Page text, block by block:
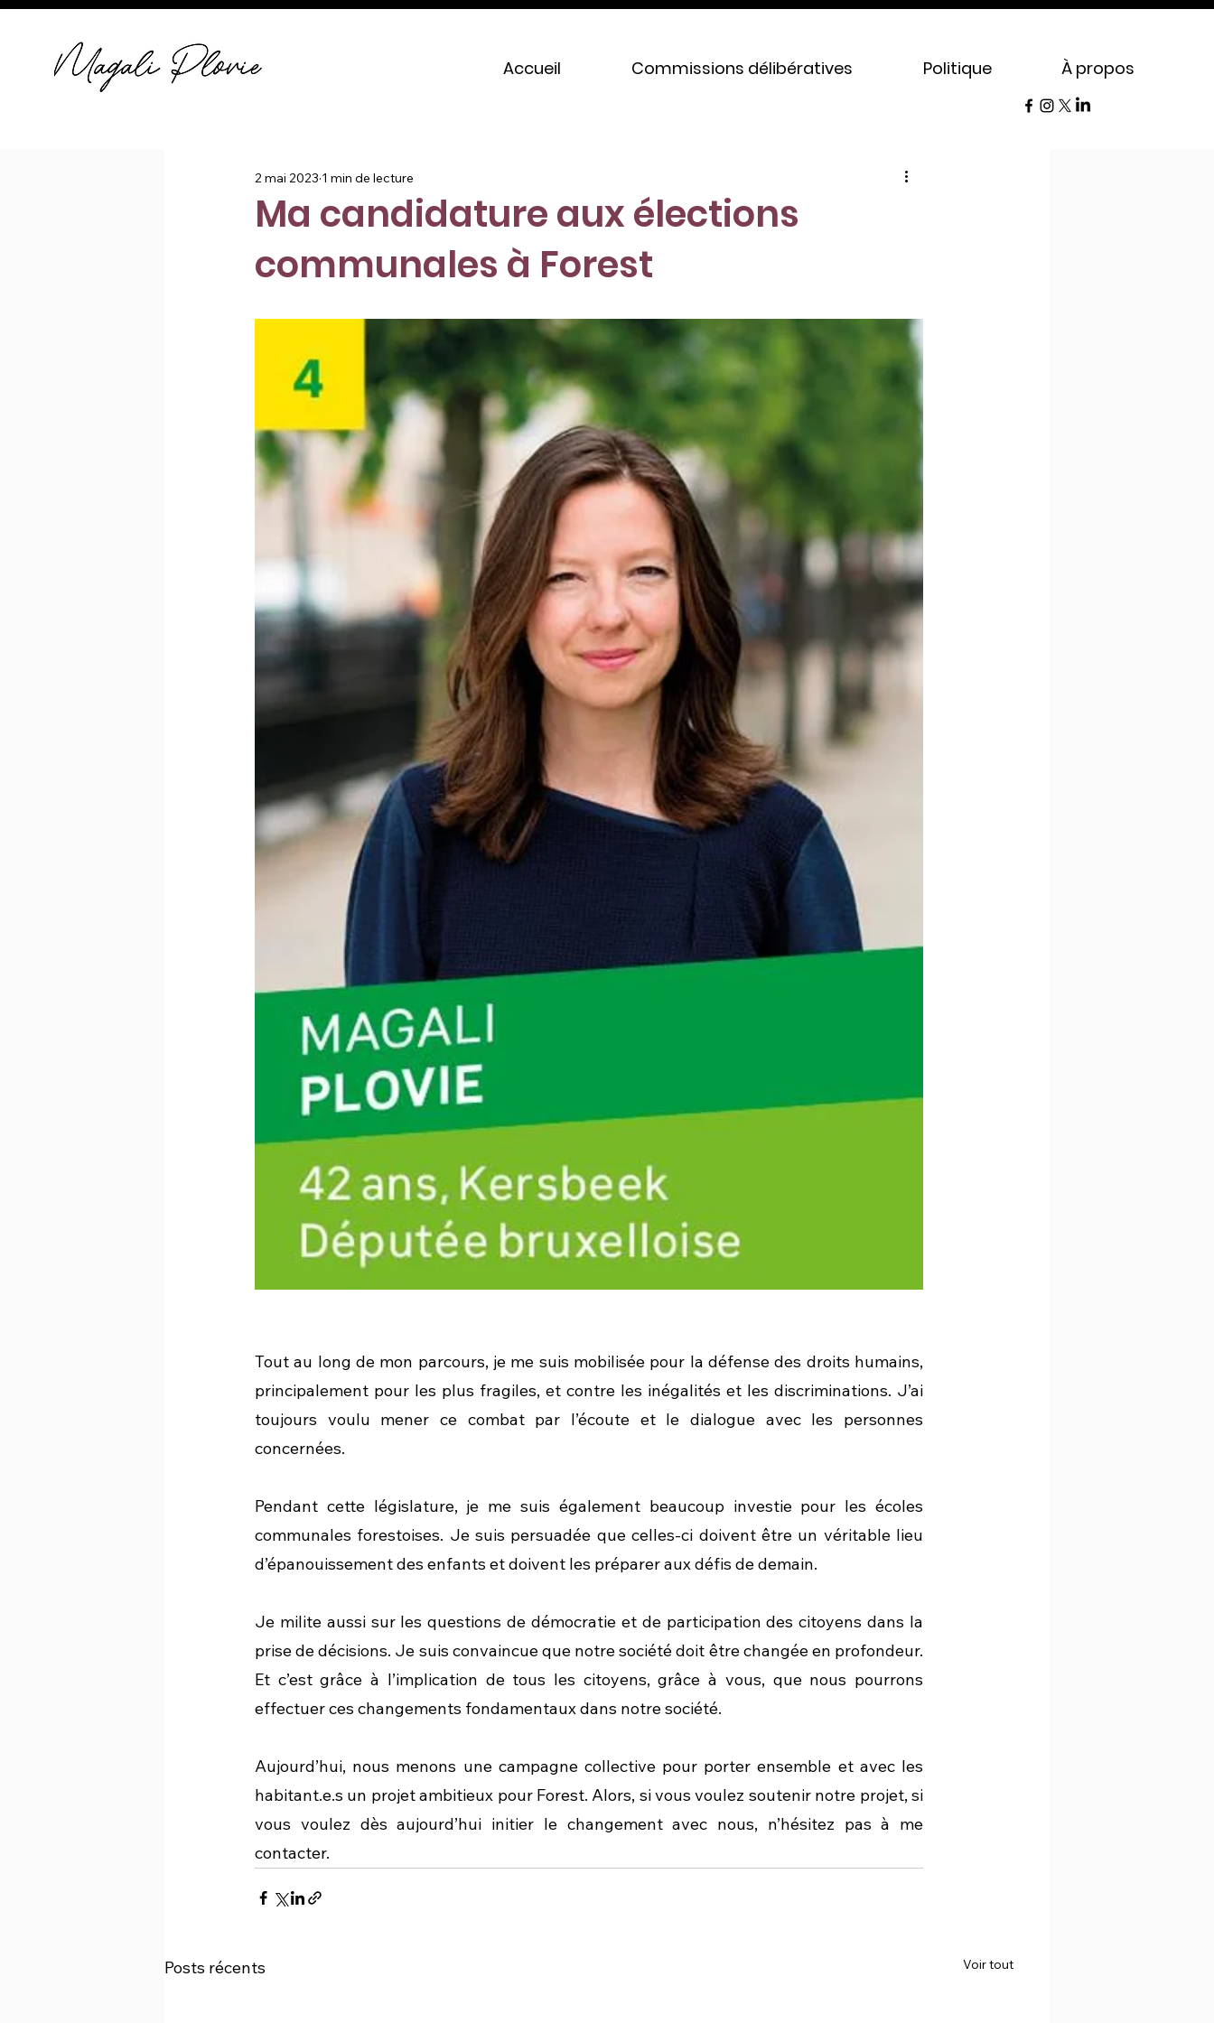
Accueil Commissions délibératives Politique À propos
Ma candidature aux élections
communales à Forest
2 mai 2023 1 min de lecture
Tout au long de mon parcours, je me suis mobilisée pour la défense des droits humains,
principalement pour les plus fragiles, et contre les inégalités et les discriminations. J’ai
toujours voulu mener ce combat par l’écoute et le dialogue avec les personnes
concernées.
Pendant cette législature, je me suis également beaucoup investie pour les écoles
communales forestoises. Je suis persuadée que celles-ci doivent être un véritable lieu
d’épanouissement des enfants et doivent les préparer aux défis de demain.
Je milite aussi sur les questions de démocratie et de participation des citoyens dans la
prise de décisions. Je suis convaincue que notre société doit être changée en profondeur.
Et c’est grâce à l’implication de tous les citoyens, grâce à vous, que nous pourrons
effectuer ces changements fondamentaux dans notre société.
Aujourd’hui, nous menons une campagne collective pour porter ensemble et avec les
habitant.e.s un projet ambitieux pour Forest. Alors, si vous voulez soutenir notre projet, si
vous voulez dès aujourd’hui initier le changement avec nous, n’hésitez pas à me
contacter.
Posts récents Voir tout